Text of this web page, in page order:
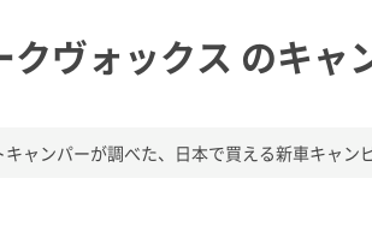
クヴォックス のキャ
キャンパーが調べた、日本で買える新車キャン